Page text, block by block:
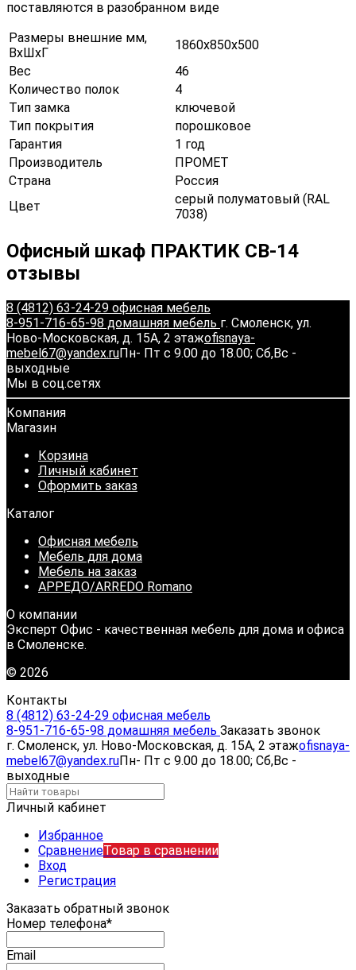
поставляются в разобранном виде
Размеры внешние мм,
ВхШхГ
1860х850х500
Вес
46
Количество полок
4
Тип замка
ключевой
Тип покрытия
порошковое
Гарантия
1 год
Производитель
ПРОМЕТ
Страна
Россия
Цвет
серый полуматовый (RAL
7038)
Офисный шкаф ПРАКТИК CB-14
отзывы
8 (4812) 63-24-29 офисная мебель
8-951-716-65-98 домашняя мебель г. Смоленск, ул.
Ново-Московская, д. 15А, 2 этажofisnaya-
mebel67@yandex.ruПн- Пт с 9.00 до 18.00; Сб,Вс -
выходные
Мы в соц.сетях
Компания
Магазин
Корзина
Личный кабинет
Оформить заказ
Каталог
Офисная мебель
Мебель для дома
Мебель на заказ
АРРЕДО/ARREDO Romano
О компании
Эксперт Офис - качественная мебель для дома и офиса
в Смоленске.
© 2026
Контакты
8 (4812) 63-24-29 офисная мебель
8-951-716-65-98 домашняя мебель Заказать звонок
г. Смоленск, ул. Ново-Московская, д. 15А, 2 этажofisnaya-
mebel67@yandex.ruПн- Пт с 9.00 до 18.00; Сб,Вс -
выходные
Личный кабинет
Избранное
СравнениеТовар в сравнении
Вход
Регистрация
Заказать обратный звонок
Номер телефона*
Email